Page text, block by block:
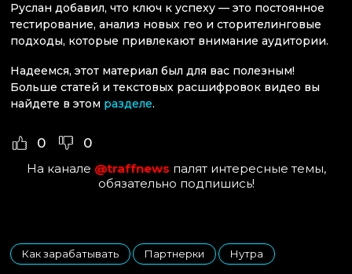
Руслан добавил, что ключ к успеху — это постоянное
тестирование, анализ новых гео и сторителинговые
подходы, которые привлекают внимание аудитории.
Надеемся, этот материал был для вас полезным!
Больше статей и текстовых расшифровок видео вы
найдете в этом разделе.
0 0
На канале @traffnews палят интересные темы,
обязательно подпишись!
Как зарабатывать
,
Партнерки
,
Нутра